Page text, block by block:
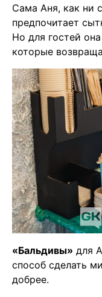
Сама Аня, как ни
предпочитает
Но для гостей
которые
«Бальдивы» для
способ сделать
добрее.